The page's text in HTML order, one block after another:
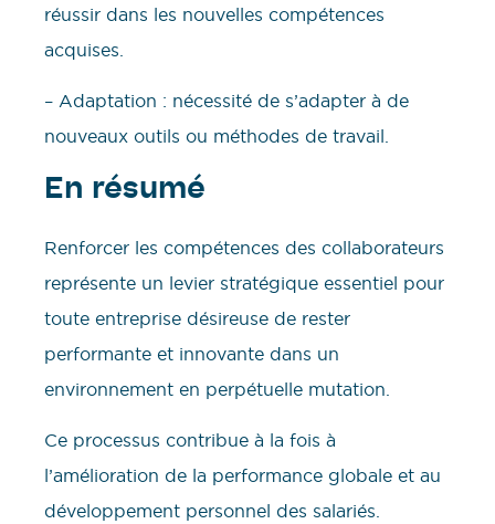
réussir dans les nouvelles compétences
acquises.
– Adaptation : nécessité de s’adapter à de
nouveaux outils ou méthodes de travail.
En résumé
Renforcer les compétences des collaborateurs
représente un levier stratégique essentiel pour
toute entreprise désireuse de rester
performante et innovante dans un
environnement en perpétuelle mutation.
Ce processus contribue à la fois à
l’amélioration de la performance globale et au
développement personnel des salariés.